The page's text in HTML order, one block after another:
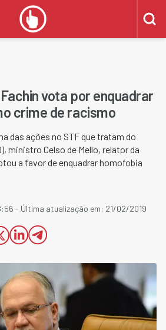
vota por enquadrar
crime de racismo
das ações no STF que tratam do
ministro Celso de Mello, relator da
a favor de enquadrar homofobia
- Última atualização em: 21/02/2019